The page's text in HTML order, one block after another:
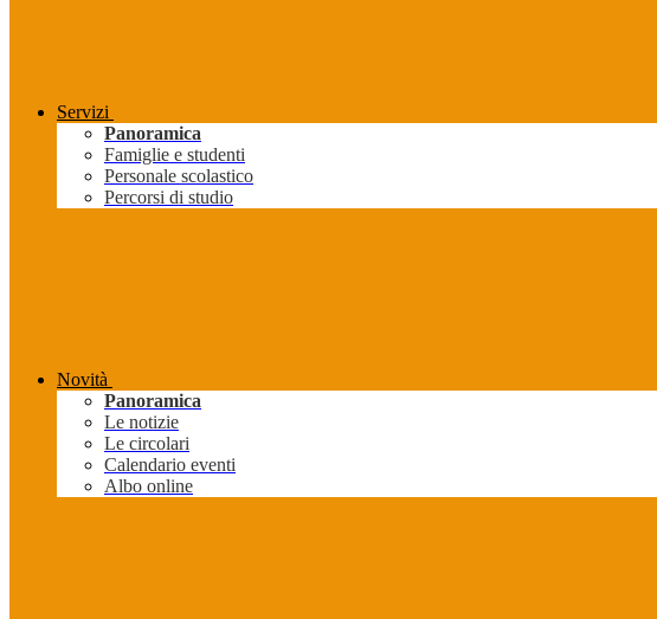
Servizi
Panoramica
Famiglie e studenti
Personale scolastico
Percorsi di studio
Novità
Panoramica
Le notizie
Le circolari
Calendario eventi
Albo online